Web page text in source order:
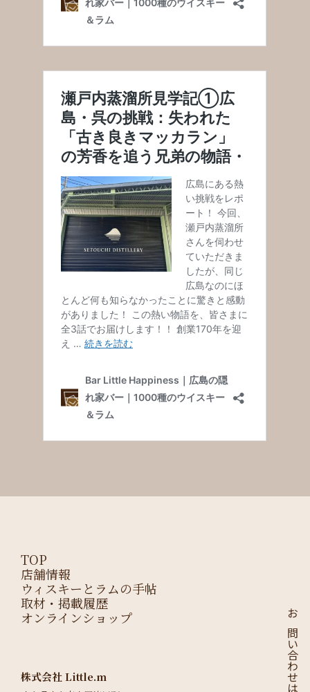
TOP
店舗情報
ウィスキーとラムの手帖
取材・掲載履歴
オンラインショップ
株式会社 Little.m